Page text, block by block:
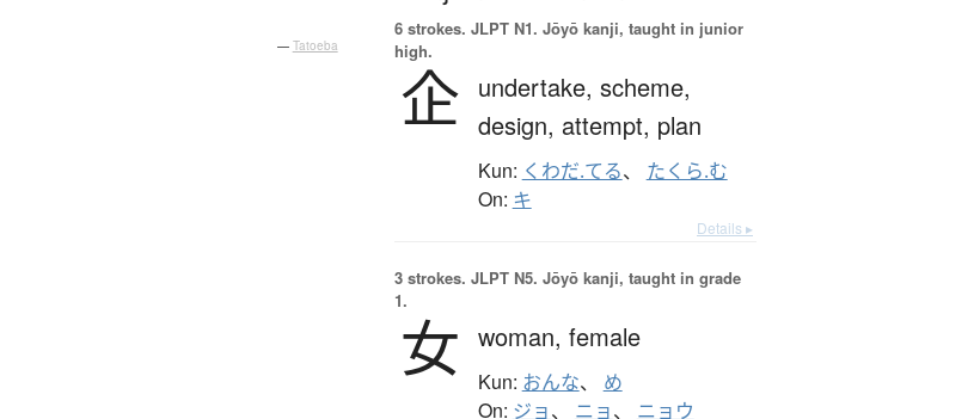
— Tatoeba
6 strokes. JLPT N1. Jōyō kanji, taught in junior
high.
企 undertake, scheme,
design, attempt, plan
Kun: くわだ.てる、 たくら.む
On: キ
Details ▸
3 strokes. JLPT N5. Jōyō kanji, taught in grade
1.
女 woman, female
Kun: おんな、 め
On: ジョ、 ニョ、 ニョウ